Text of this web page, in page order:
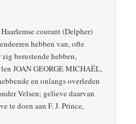
courant (Delpher)
hebben van, ofte
berustende hebben,
JOAN GEORGE MICHAËL,
en onlangs overleden
Velsen; gelieve daarvan
te doen aan F. J. Prince,